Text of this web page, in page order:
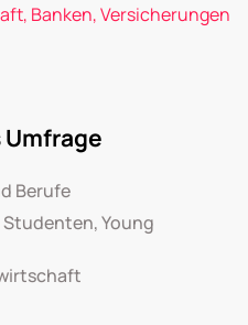
Banken, Versicherungen
Berufe
Young